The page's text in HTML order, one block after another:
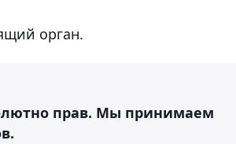
орган.
прав. Мы принимаем